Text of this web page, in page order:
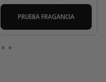
PRUEBA FRAGANCIA